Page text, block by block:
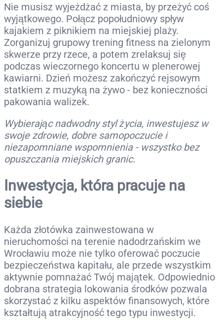
Nie musisz wyjeżdżać z miasta, by przeżyć coś
wyjątkowego. Połącz popołudniowy spływ
kajakiem z piknikiem na miejskiej plaży.
Zorganizuj grupowy trening fitness na zielonym
skwerze przy rzece, a potem zrelaksuj się
podczas wieczornego koncertu w plenerowej
kawiarni. Dzień możesz zakończyć rejsowym
statkiem z muzyką na żywo - bez konieczności
pakowania walizek.
Wybierając nadwodny styl życia, inwestujesz w
swoje zdrowie, dobre samopoczucie i
niezapomniane wspomnienia - wszystko bez
opuszczania miejskich granic.
Inwestycja, która pracuje na
siebie
Każda złotówka zainwestowana w
nieruchomości na terenie nadodrzańskim we
Wrocławiu może nie tylko oferować poczucie
bezpieczeństwa kapitału, ale przede wszystkim
aktywnie pomnażać Twój majątek. Odpowiednio
dobrana strategia lokowania środków pozwala
skorzystać z kilku aspektów finansowych, które
kształtują atrakcyjność tego typu inwestycji.